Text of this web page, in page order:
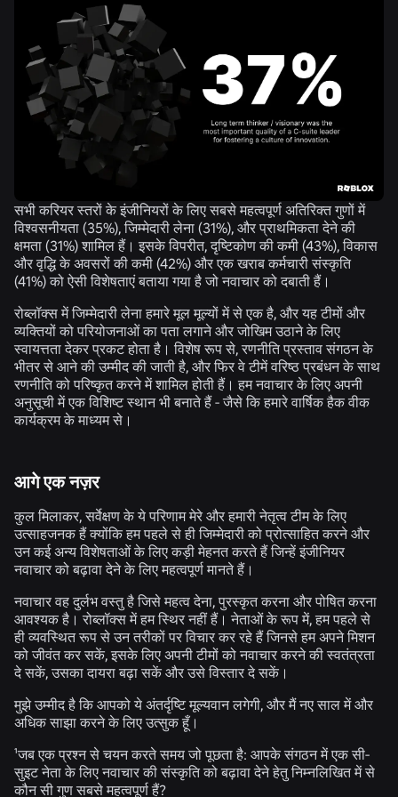
सभी करियर स्तरों के इंजीनियरों के लिए सबसे महत्वपूर्ण अतिरिक्त गुणों में
विश्वसनीयता (35%), जिम्मेदारी लेना (31%), और प्राथमिकता देने की
क्षमता (31%) शामिल हैं। इसके विपरीत, दृष्टिकोण की कमी (43%), विकास
और वृद्धि के अवसरों की कमी (42%) और एक खराब कर्मचारी संस्कृति
(41%) को ऐसी विशेषताएं बताया गया है जो नवाचार को दबाती हैं।
रोब्लॉक्स में जिम्मेदारी लेना हमारे मूल मूल्यों में से एक है, और यह टीमों और
व्यक्तियों को परियोजनाओं का पता लगाने और जोखिम उठाने के लिए
स्वायत्तता देकर प्रकट होता है। विशेष रूप से, रणनीति प्रस्ताव संगठन के
भीतर से आने की उम्मीद की जाती है, और फिर वे टीमें वरिष्ठ प्रबंधन के साथ
रणनीति को परिष्कृत करने में शामिल होती हैं। हम नवाचार के लिए अपनी
अनुसूची में एक विशिष्ट स्थान भी बनाते हैं - जैसे कि हमारे वार्षिक हैक वीक
कार्यक्रम के माध्यम से।
आगे एक नज़र
कुल मिलाकर, सर्वेक्षण के ये परिणाम मेरे और हमारी नेतृत्व टीम के लिए
उत्साहजनक हैं क्योंकि हम पहले से ही जिम्मेदारी को प्रोत्साहित करने और
उन कई अन्य विशेषताओं के लिए कड़ी मेहनत करते हैं जिन्हें इंजीनियर
नवाचार को बढ़ावा देने के लिए महत्वपूर्ण मानते हैं।
नवाचार वह दुर्लभ वस्तु है जिसे महत्व देना, पुरस्कृत करना और पोषित करना
आवश्यक है। रोब्लॉक्स में हम स्थिर नहीं हैं। नेताओं के रूप में, हम पहले से
ही व्यवस्थित रूप से उन तरीकों पर विचार कर रहे हैं जिनसे हम अपने मिशन
को जीवंत कर सकें, इसके लिए अपनी टीमों को नवाचार करने की स्वतंत्रता
दे सकें, उसका दायरा बढ़ा सकें और उसे विस्तार दे सकें।
मुझे उम्मीद है कि आपको ये अंतर्दृष्टि मूल्यवान लगेगी, और मैं नए साल में और
अधिक साझा करने के लिए उत्सुक हूँ।
¹जब एक प्रश्न से चयन करते समय जो पूछता है: आपके संगठन में एक सी-
सुइट नेता के लिए नवाचार की संस्कृति को बढ़ावा देने हेतु निम्नलिखित में से
कौन सी गुण सबसे महत्वपूर्ण हैं?